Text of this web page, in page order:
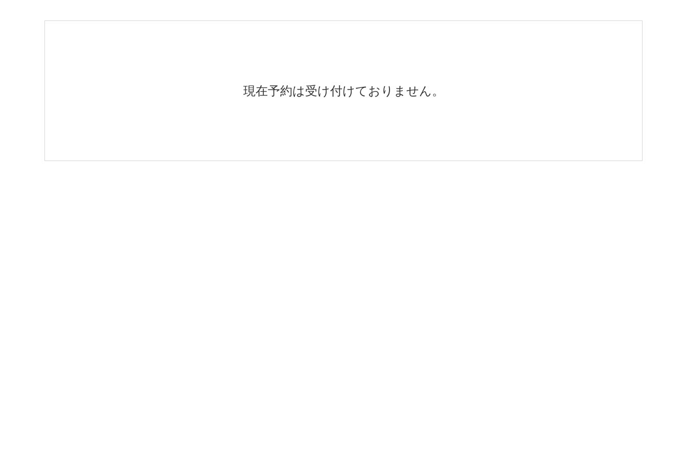
現在予約は受け付けておりません。